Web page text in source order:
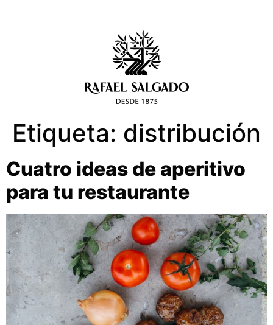
Etiqueta: distribución
Cuatro ideas de aperitivo
para tu restaurante